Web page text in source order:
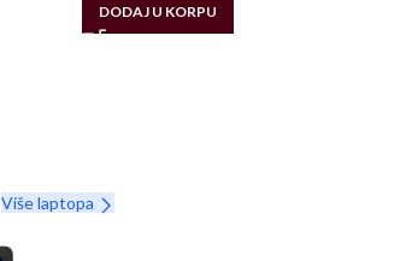
DODAJ U KORPU
Više laptopa